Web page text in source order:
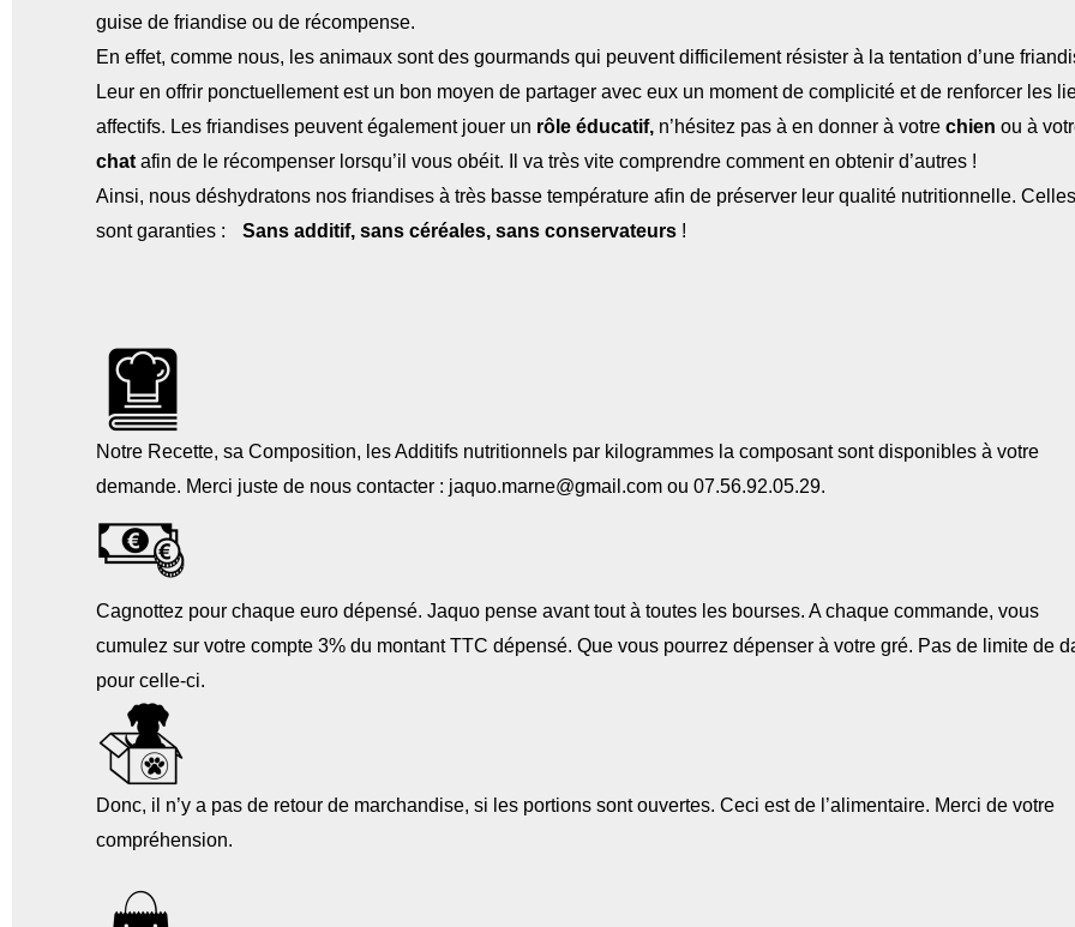
guise de friandise ou de récompense.
En effet, comme nous, les animaux sont des gourmands qui peuvent difficilement résister à la tentation d’une
Leur en offrir ponctuellement est un bon moyen de partager avec eux un moment de complicité et de renforcer les
affectifs. Les friandises peuvent également jouer un rôle éducatif, n’hésitez pas à en donner à votre chien ou à
chat afin de le récompenser lorsqu’il vous obéit. Il va très vite comprendre comment en obtenir d’autres !
Ainsi, nous déshydratons nos friandises à très basse température afin de préserver leur qualité nutritionnelle.
sont garanties : Sans additif, sans céréales, sans conservateurs !
Notre Recette, sa Composition, les Additifs nutritionnels par kilogrammes la composant sont disponibles à votre
demande. Merci juste de nous contacter : jaquo.marne@gmail.com ou 07.56.92.05.29.
Cagnottez pour chaque euro dépensé. Jaquo pense avant tout à toutes les bourses. A chaque commande, vous
cumulez sur votre compte 3% du montant TTC dépensé. Que vous pourrez dépenser à votre gré. Pas de limite de
pour celle-ci.
Donc, il n’y a pas de retour de marchandise, si les portions sont ouvertes. Ceci est de l’alimentaire. Merci de votre
compréhension.